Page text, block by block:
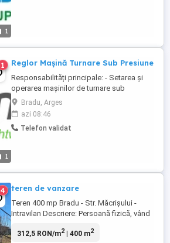
1
1
1 Reglor Mașină Turnare Sub Presiune
Responsabilități principale: - Setarea și
operarea mașinilor de turnare sub
presiune; - Coordonarea și instruirea
operatorilor; - Asigurarea calității și
cantității producției; - Monitorizarea
procesului și raportarea datelor de
Bradu, Arges
azi 08:46
Telefon validat
4 teren de vanzare
Teren 400 mp Bradu - Str. Măcrișului -
Intravilan Descriere: Persoană fizică, vând
situat în comuna Bradu, județul Argeș.
312,5 RON/m2| 400 m2